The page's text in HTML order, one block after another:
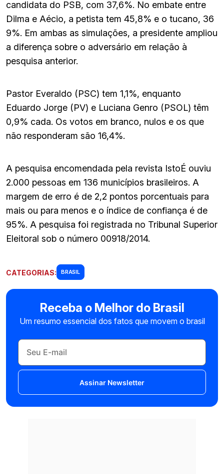
candidata do PSB, com 37,6%. No embate entre
Dilma e Aécio, a petista tem 45,8% e o tucano, 36
9%. Em ambas as simulações, a presidente ampliou
a diferença sobre o adversário em relação à
pesquisa anterior.
Pastor Everaldo (PSC) tem 1,1%, enquanto
Eduardo Jorge (PV) e Luciana Genro (PSOL) têm
0,9% cada. Os votos em branco, nulos e os que
não responderam são 16,4%.
A pesquisa encomendada pela revista IstoÉ ouviu
2.000 pessoas em 136 municípios brasileiros. A
margem de erro é de 2,2 pontos porcentuais para
mais ou para menos e o índice de confiança é de
95%. A pesquisa foi registrada no Tribunal Superior
Eleitoral sob o número 00918/2014.
CATEGORIAS: BRASIL
Receba o Melhor do Brasil
Um resumo essencial dos fatos que movem o brasil
Assinar Newsletter